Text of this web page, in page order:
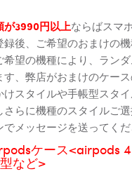
が3990円以上ならばスマ
後、ご希望のおまけの
希望の機種により、ラン
、弊店がおまけのケー
スタイルや手帳型スタ
らに機種のスタイルご
メッセージを送ってく
ケース<airpods
など>